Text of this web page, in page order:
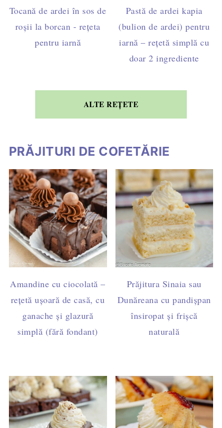
Tocană de ardei în sos de
roșii la borcan - rețeta
pentru iarnă
Pastă de ardei kapia
(bulion de ardei) pentru
iarnă – rețetă simplă cu
doar 2 ingrediente
ALTE REȚETE
PRĂJITURI DE COFETĂRIE
Amandine cu ciocolată –
rețetă ușoară de casă, cu
ganache și glazură
simplă (fără fondant)
Prăjitura Sinaia sau
Dunăreana cu pandișpan
însiropat și frișcă
naturală